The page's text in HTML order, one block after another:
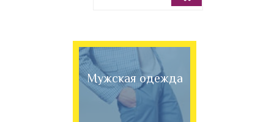
Мужская одежда